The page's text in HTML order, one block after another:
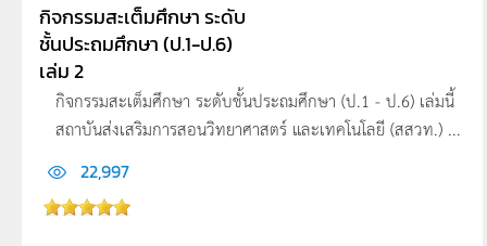
กิจกรรมสะเต็มศึกษา ระดับ
ชั้นประถมศึกษา (ป.1-ป.6)
เล่ม 2
กิจกรรมสะเต็มศึกษา ระดับชั้นประถมศึกษา (ป.1 - ป.6) เล่มนี้
สถาบันส่งเสริมการสอนวิทยาศาสตร์ และเทคโนโลยี (สสวท.) ...
22,997